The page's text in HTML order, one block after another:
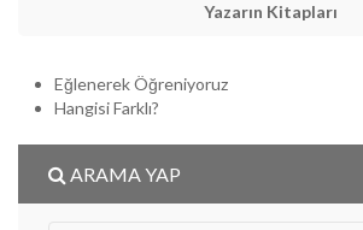
Yazarın Kitapları
Eğlenerek Öğreniyoruz
Hangisi Farklı?
ARAMA YAP